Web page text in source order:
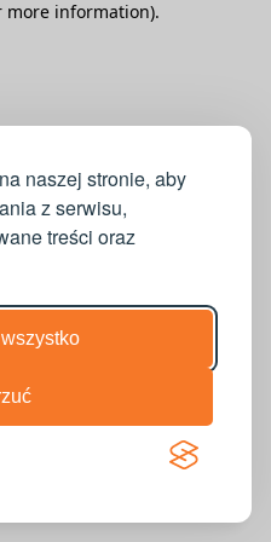
naszej stronie, aby
z serwisu,
treści oraz
more information).